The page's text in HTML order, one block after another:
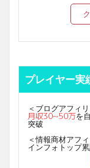
プレイヤー実
＜ブログアフィリ
月収30~50万を
突破
＜情報商材アフ
インフォトップ